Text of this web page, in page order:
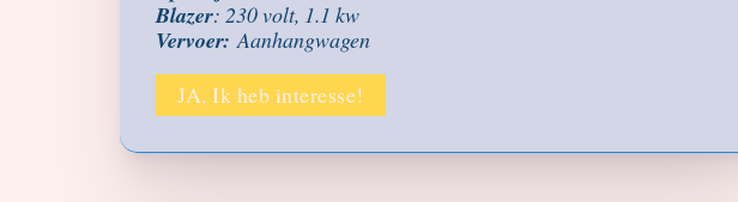
Blazer: 230 volt, 1.1 kw
Vervoer:Aanhangwagen
JA, Ik heb interesse!